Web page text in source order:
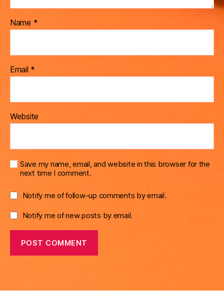
Name *
Email *
Website
Save my name, email, and website in this browser for the
next time I comment.
Notify me of follow-up comments by email.
Notify me of new posts by email.